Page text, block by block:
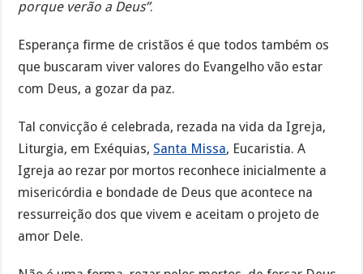
porque verão a Deus”.
Esperança firme de cristãos é que todos também os
que buscaram viver valores do Evangelho vão estar
com Deus, a gozar da paz.
Tal convicção é celebrada, rezada na vida da Igreja,
Liturgia, em Exéquias, Santa Missa, Eucaristia. A
Igreja ao rezar por mortos reconhece inicialmente a
misericórdia e bondade de Deus que acontece na
ressurreição dos que vivem e aceitam o projeto de
amor Dele.